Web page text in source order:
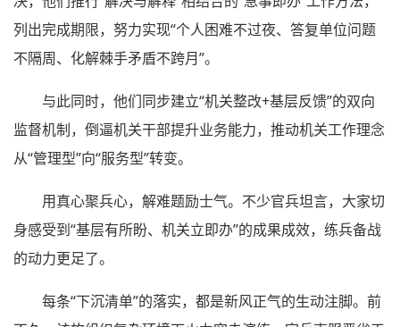
列出完成期限，努力实现“个人困难不过夜、答复单位问题
不隔周、化解棘手矛盾不跨月”。
与此同时，他们同步建立“机关整改+基层反馈”的双向
监督机制，倒逼机关干部提升业务能力，推动机关工作理念
从“管理型”向“服务型”转变。
用真心聚兵心，解难题励士气。不少官兵坦言，大家切
身感受到“基层有所盼、机关立即办”的成果成效，练兵备战
的动力更足了。
每条“下沉清单”的落实，都是新风正气的生动注脚。前